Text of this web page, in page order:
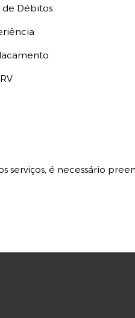
Débitos
serviços, é necessário